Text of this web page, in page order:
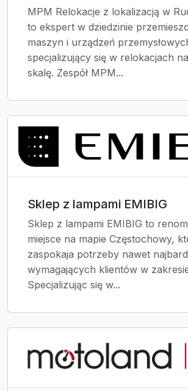
MPM Relokacje z lokalizacją w
to ekspert w dziedzinie
maszyn i urządzeń
specjalizujący się w relokacjach
skalę. Zespół MPM...
Sklep z lampami EMIBIG
Sklep z lampami EMIBIG to
miejsce na mapie Częstochowy,
zaspokaja potrzeby nawet
wymagających klientów w
Specjalizując się w...